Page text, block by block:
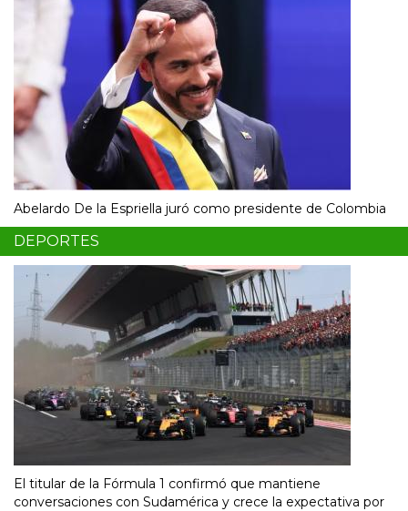
Abelardo De la Espriella juró como presidente de Colombia
DEPORTES
El titular de la Fórmula 1 confirmó que mantiene
conversaciones con Sudamérica y crece la expectativa por